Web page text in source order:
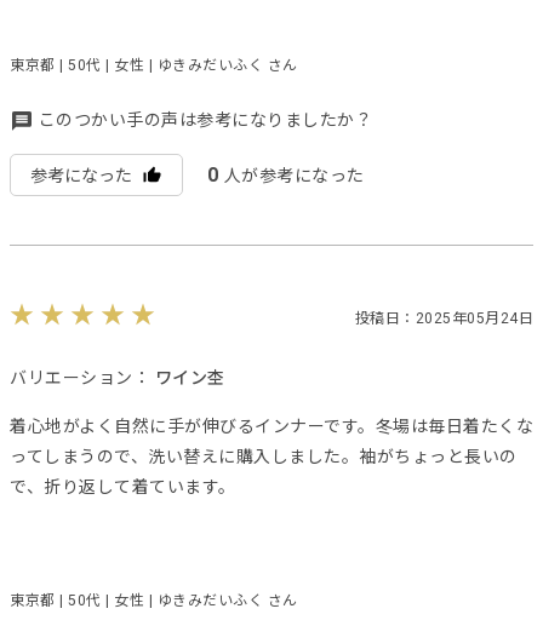
東京都 | 50代 | 女性 | ゆきみだいふく さん
このつかい手の声は参考になりましたか？
参考になった 0 人が参考になった
投稿日：2025年05月24日
バリエーション： ワイン杢
着心地がよく自然に手が伸びるインナーです。冬場は毎日着たくな
ってしまうので、洗い替えに購入しました。袖がちょっと長いの
で、折り返して着ています。
東京都 | 50代 | 女性 | ゆきみだいふく さん